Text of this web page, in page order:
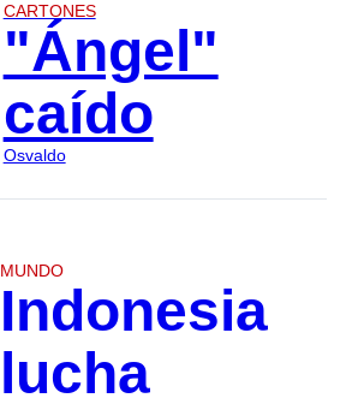
CARTONES
"Ángel"
caído
Osvaldo
MUNDO
Indonesia
lucha